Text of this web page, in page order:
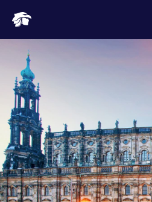
solicitud de Ricardo de la O